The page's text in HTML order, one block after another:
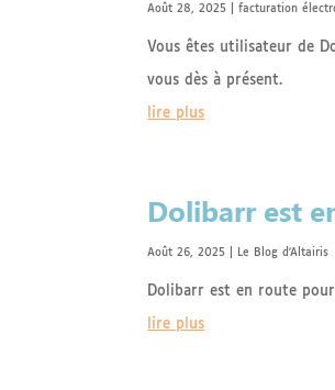
Août 28, 2025 |facturation
Vous êtes utilisateur de
vous dès à présent.
lire plus
Dolibarr est
Août 26, 2025 Le Blog d'Altairis
Dolibarr est en route
lire plus